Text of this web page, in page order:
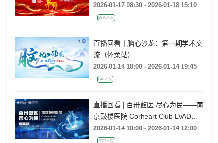
2026-01-17 08:30 - 2026-01-18 15:10
2976人次
直播回看丨脑心沙龙：第一期学术交
流（怀柔站）
2026-01-14 18:00 - 2026-01-14 19:45
840人次
直播回看 | 百卅鼓医 尽心为民——南
京鼓楼医院 Corheart Club LVAD手
术直播
2026-01-14 10:00 - 2026-01-14 12:00
2902人次